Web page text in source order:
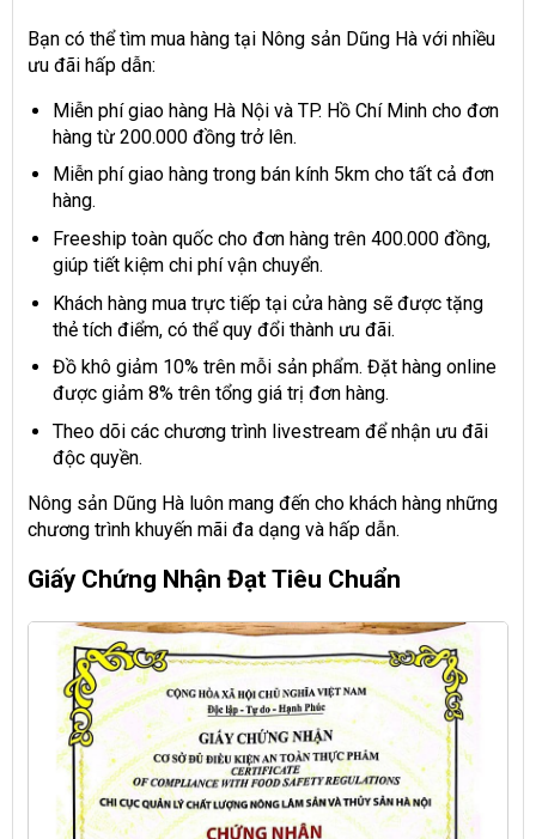
Bạn có thể tìm mua hàng tại Nông sản Dũng Hà với nhiều
ưu đãi hấp dẫn:
Miễn phí giao hàng Hà Nội và TP. Hồ Chí Minh cho đơn
hàng từ 200.000 đồng trở lên.
Miễn phí giao hàng trong bán kính 5km cho tất cả đơn
hàng.
Freeship toàn quốc cho đơn hàng trên 400.000 đồng,
giúp tiết kiệm chi phí vận chuyển.
Khách hàng mua trực tiếp tại cửa hàng sẽ được tặng
thẻ tích điểm, có thể quy đổi thành ưu đãi.
Đồ khô giảm 10% trên mỗi sản phẩm. Đặt hàng online
được giảm 8% trên tổng giá trị đơn hàng.
Theo dõi các chương trình livestream để nhận ưu đãi
độc quyền.
Nông sản Dũng Hà luôn mang đến cho khách hàng những
chương trình khuyến mãi đa dạng và hấp dẫn.
Giấy Chứng Nhận Đạt Tiêu Chuẩn